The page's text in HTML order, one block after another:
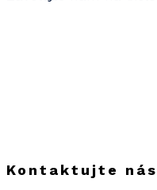
Kontaktujte nás